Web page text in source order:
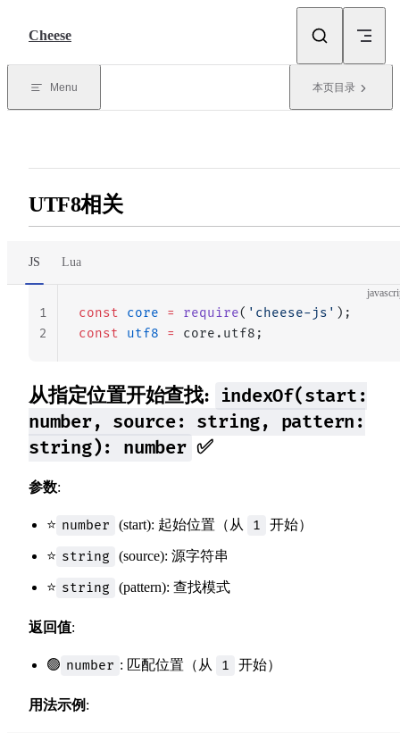
Cheese
Menu 本页目录
UTF8相关
JS Lua
const core = require( 'cheese-js' );
const utf8 = core.utf8;
1
2
从指定位置开始查找: indexOf(start:
number, source: string, pattern:
string): number ✅
参数:
⭐ number (start): 起始位置（从 1 开始）
⭐ string (source): 源字符串
⭐ string (pattern): 查找模式
返回值:
🟢 number : 匹配位置（从 1 开始）
用法示例 :